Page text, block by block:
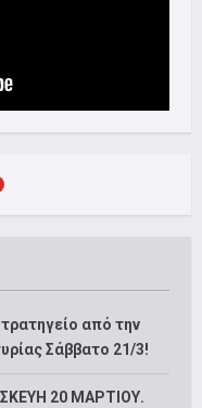
από την
Σάββατο 21/3!
20 ΜΑΡΤΙΟΥ.